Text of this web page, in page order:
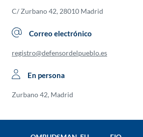
C/ Zurbano 42, 28010 Madrid
Correo electrónico
registro@defensordelpueblo.es
En persona
Zurbano 42, Madrid